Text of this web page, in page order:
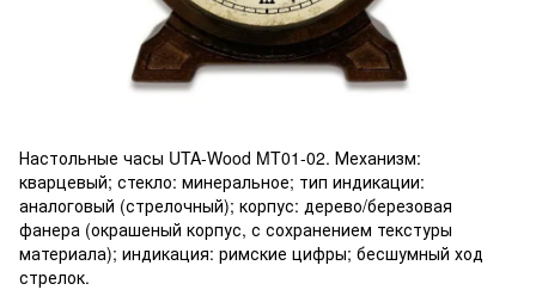
Настольные часы UTA-Wood MT01-02. Механизм:
кварцевый; стекло: минеральное; тип индикации:
аналоговый (стрелочный); корпус: дерево/березовая
фанера (окрашеный корпус, с сохранением текстуры
материала); индикация: римские цифры; бесшумный ход
стрелок.